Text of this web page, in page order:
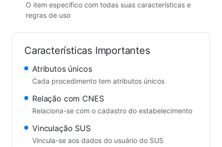
O item específico com todas suas características e
regras de uso
Características Importantes
Atributos únicos
Cada procedimento tem atributos únicos
Relação com CNES
Relaciona-se com o cadastro do estabelecimento
Vinculação SUS
Vincula-se aos dados do usuário do SUS